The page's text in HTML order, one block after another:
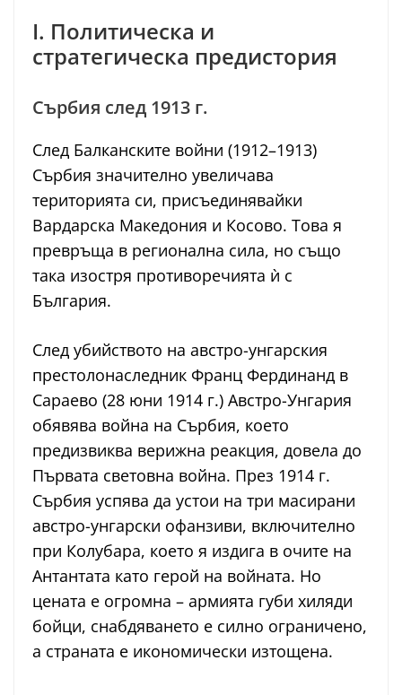
I. Политическа и
стратегическа предистория
Сърбия след 1913 г.
След Балканските войни (1912–1913)
Сърбия значително увеличава
територията си, присъединявайки
Вардарска Македония и Косово. Това я
превръща в регионална сила, но също
така изостря противоречията ѝ с
България.
След убийството на австро-унгарския
престолонаследник Франц Фердинанд в
Сараево (28 юни 1914 г.) Австро-Унгария
обявява война на Сърбия, което
предизвиква верижна реакция, довела до
Първата световна война. През 1914 г.
Сърбия успява да устои на три масирани
австро-унгарски офанзиви, включително
при Колубара, което я издига в очите на
Антантата като герой на войната. Но
цената е огромна – армията губи хиляди
бойци, снабдяването е силно ограничено,
а страната е икономически изтощена.